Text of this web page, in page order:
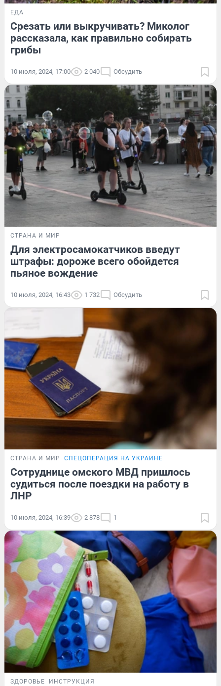
ЕДА
Срезать или выкручивать? Миколог
рассказала, как правильно собирать
грибы
10 июля, 2024, 17:00 2 040 Обсудить
СТРАНА И МИР
Для электросамокатчиков введут
штрафы: дороже всего обойдется
пьяное вождение
10 июля, 2024, 16:43 1 732 Обсудить
СТРАНА И МИР СПЕЦОПЕРАЦИЯ НА УКРАИНЕ
Сотруднице омского МВД пришлось
судиться после поездки на работу в
ЛНР
10 июля, 2024, 16:39 2 878 1
ЗДОРОВЬЕ ИНСТРУКЦИЯ